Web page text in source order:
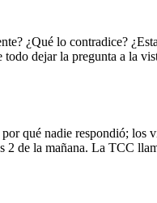
¿Qué lo contradice?
dejar la pregunta a la
qué nadie respondió; los
de la mañana. La TCC